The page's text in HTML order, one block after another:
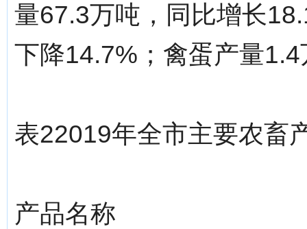
量67.3万吨，同比增长
下降14.7%；禽蛋产量
表22019年全市主要农畜
产品名称